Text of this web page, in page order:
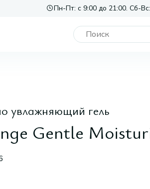
Пн-Пт: с 9:00 до 21:00. Сб-
увлажняющий гель
Gentle